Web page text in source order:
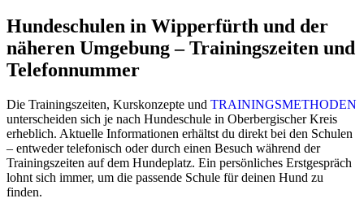
Hundeschulen in Wipperfürth und der
näheren Umgebung – Trainingszeiten und
Telefonnummer
Die Trainingszeiten, Kurskonzepte und TRAININGSMETHODEN
unterscheiden sich je nach Hundeschule in Oberbergischer Kreis
erheblich. Aktuelle Informationen erhältst du direkt bei den Schulen
– entweder telefonisch oder durch einen Besuch während der
Trainingszeiten auf dem Hundeplatz. Ein persönliches Erstgespräch
lohnt sich immer, um die passende Schule für deinen Hund zu
finden.